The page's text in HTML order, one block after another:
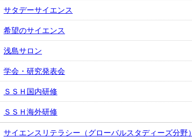
サタデーサイエンス
希望のサイエンス
浅島サロン
学会・研究発表会
ＳＳＨ国内研修
ＳＳＨ海外研修
サイエンスリテラシー（グローバルスタディーズ分野）